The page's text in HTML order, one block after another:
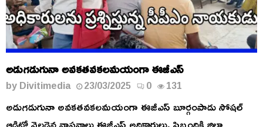
అడుగడుగునా అవకతవకలమయంగా ఈజీఎస్
byDivitimedia 23/03/2025 0 131
అడుగడుగునా అవకతవకలమయంగా ఈజీఎస్ బూర్గంపాడు సోషల్